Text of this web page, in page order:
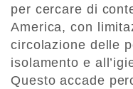
per cercare di
America, con
circolazione delle
isolamento e
Questo accade